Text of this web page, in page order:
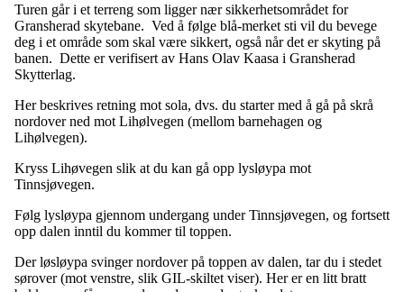
Turen går i et terreng som ligger nær sikkerhetsområdet for
Gransherad skytebane. Ved å følge blå-merket sti vil du bevege
deg i et område som skal være sikkert, også når det er skyting på
banen. Dette er verifisert av Hans Olav Kaasa i Gransherad
Skytterlag.
Her beskrives retning mot sola, dvs. du starter med å gå på skrå
nordover ned mot Lihølvegen (mellom barnehagen og
Lihølvegen).
Kryss Lihøvegen slik at du kan gå opp lysløypa mot
Tinnsjøvegen.
Følg lysløypa gjennom undergang under Tinnsjøvegen, og fortsett
opp dalen inntil du kommer til toppen.
Der løsløypa svinger nordover på toppen av dalen, tar du i stedet
sørover (mot venstre, slik GIL-skiltet viser). Her er en litt bratt